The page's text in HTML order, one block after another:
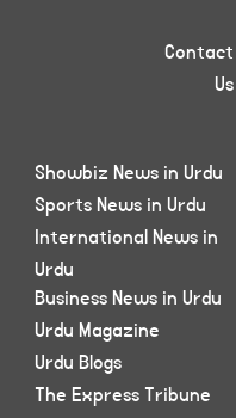
Contact
Us
Showbiz News in Urdu
Sports News in Urdu
International News in
Urdu
Business News in Urdu
Urdu Magazine
Urdu Blogs
The Express Tribune